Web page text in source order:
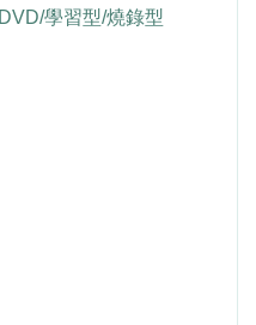
學習型/燒錄型